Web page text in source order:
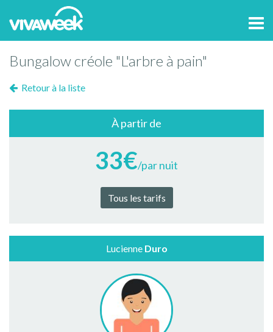
Bungalow créole "L'arbre à pain"
Retour à la liste
À partir de
33€/par nuit
Tous les tarifs
Lucienne Duro